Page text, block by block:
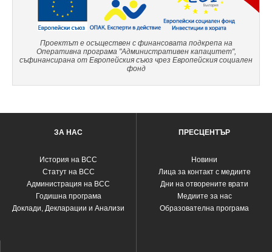
Проектът е осъществен с финансовата подкрепа на
Оперативна програма "Административен капацитет",
съфинансирана от Европейския съюз чрез Европейския социален
фонд
ЗА НАС
История на ВСС
Статут на ВСС
Администрация на ВСС
Годишна програма
Доклади, Декларации и Анализи
ПРЕСЦЕНТЪР
Новини
Лица за контакт с медиите
Дни на отворените врати
Медиите за нас
Образователна програма